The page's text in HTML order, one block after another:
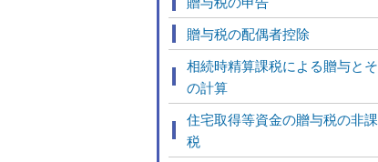
贈与税の配偶者控除
相続時精算課税による贈与とそ
の計算
住宅取得等資金の贈与税の非課
税